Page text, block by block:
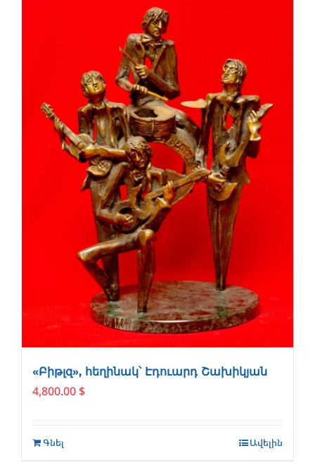
«Բիթլզ», հեղինակ՝ Էդուարդ Շախիկյան
4,800.00 $
Գնել Ավելին